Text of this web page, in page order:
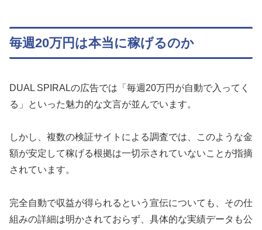
毎週20万円は本当に稼げるのか
DUAL SPIRALの広告では「毎週20万円が自動で入ってく
る」といった魅力的な文言が並んでいます。
しかし、複数の検証サイトによる調査では、このような金
額が安定して稼げる根拠は一切示されていないことが指摘
されています。
完全自動で収益が得られるという宣伝についても、その仕
組みの詳細は明かされておらず、具体的な実績データも公